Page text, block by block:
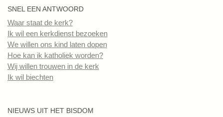
SNEL EEN ANTWOORD
Waar staat de kerk?
Ik wil een kerkdienst bezoeken
We willen ons kind laten dopen
Hoe kan ik katholiek worden?
Wij willen trouwen in de kerk
Ik wil biechten
NIEUWS UIT HET BISDOM